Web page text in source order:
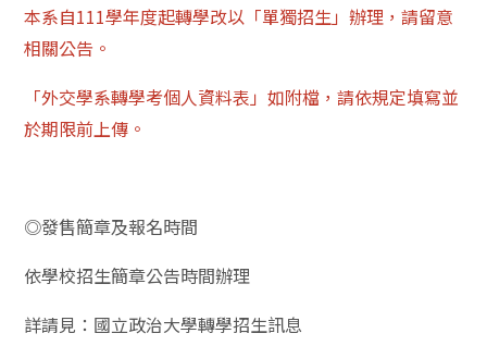
本系自111學年度起轉學改以「單獨招生」辦理，請留意
相關公告。
「外交學系轉學考個人資料表」如附檔，請依規定填寫並
於期限前上傳。
◎發售簡章及報名時間
依學校招生簡章公告時間辦理
詳請見：國立政治大學轉學招生訊息